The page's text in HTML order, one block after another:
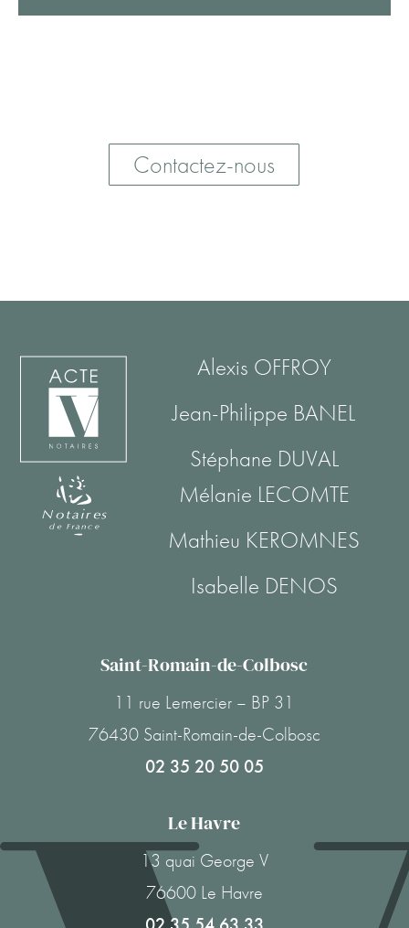
Contactez-nous
Alexis OFFROY
Jean-Philippe BANEL
Stéphane DUVAL
Mélanie LECOMTE
Mathieu KEROMNES
Isabelle DENOS
Saint-Romain-de-Colbosc
11 rue Lemercier – BP 31
76430 Saint-Romain-de-Colbosc
02 35 20 50 05
Le Havre
13 quai George V
76600 Le Havre